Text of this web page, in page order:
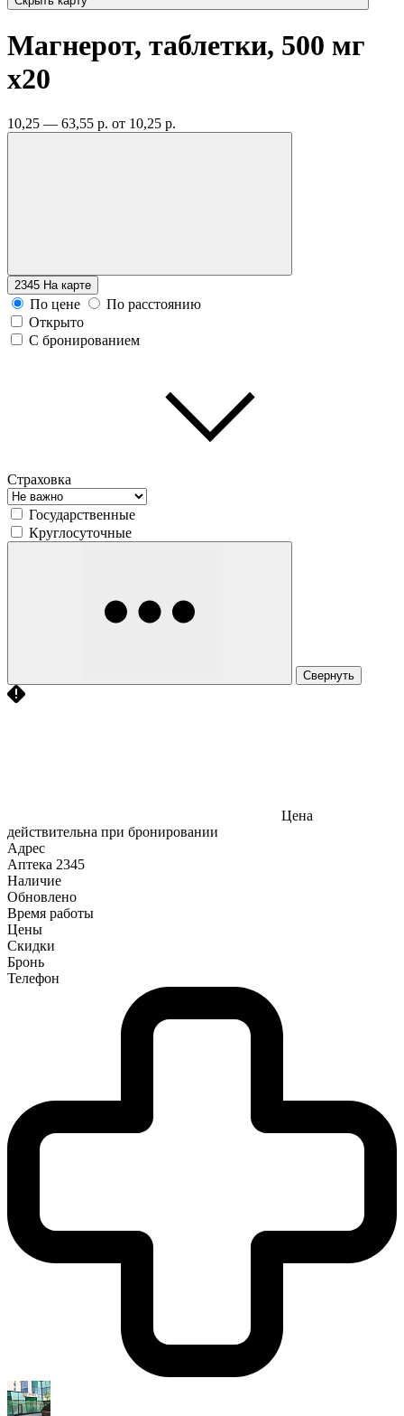
Магнерот, таблетки, 500 мг
x20
10,25 — 63,55 р. от 10,25 р.
2345 На карте
По цене
По расстоянию
Открыто
С бронированием
Страховка
Государственные
Круглосуточные
Свернуть
Цена
действительна при бронировании
Адрес
Аптека 2345
Наличие
Обновлено
Время работы
Цены
Скидки
Бронь
Телефон